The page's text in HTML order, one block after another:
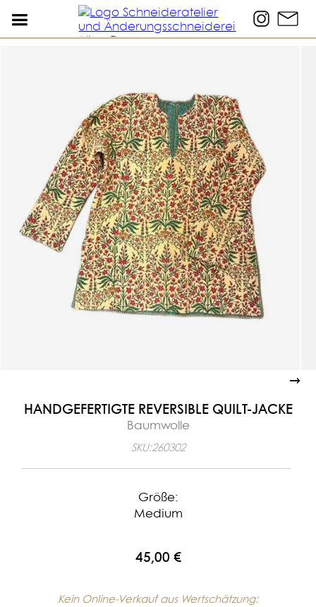
HANDGEFERTIGTE REVERSIBLE QUILT-JACKE
Baumwolle
SKU:260302
Größe:
Medium
45,00 €
Kein Online-Verkauf aus Wertschätzung: